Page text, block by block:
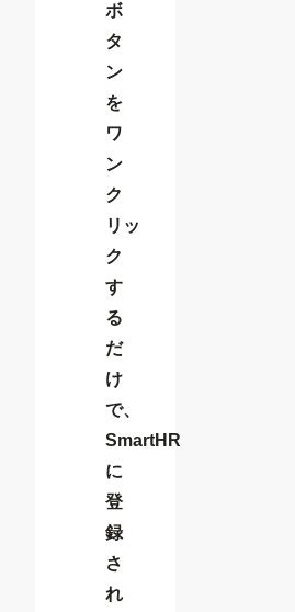
ボ
タ
ン
を
ワ
ン
ク
リッ
ク
す
る
だ
け
で、
SmartHR
に
登
録
さ
れ